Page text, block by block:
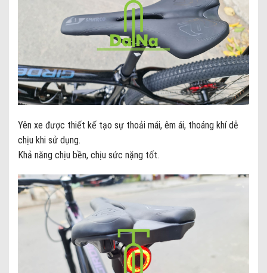
Yên xe được thiết kế tạo sự thoải mái, êm ái, thoáng khí dễ
chịu khi sử dụng.
Khả năng chịu bền, chịu sức nặng tốt.